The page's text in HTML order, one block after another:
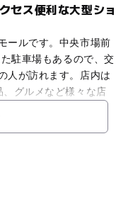
セス便利な大型ショ
ールです。中央市場前
駐車場もあるので、交
人が訪れます。店内は
グルメなど様々な店